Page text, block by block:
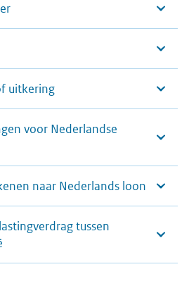
uitkering
voor Nederlandse
naar Nederlands loon
tussen